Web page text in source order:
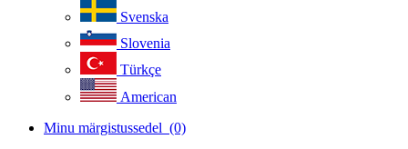
Svenska
Slovenia
Türkçe
American
Minu märgistussedel (0)